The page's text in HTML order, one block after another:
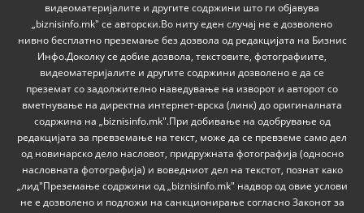
видеоматеријалите и другите содржини што ги објавува
„biznisinfo.mk" се авторски.Во ниту еден случај не е дозволено
нивно бесплатно преземање без дозвола од редакцијата на Бизнис
Инфо.Доколку се добие дозвола, текстовите, фотографиите,
видеоматеријалите и другите содржини дозволено е да се
преземат со задолжително наведување на изворот и авторот со
вметнување на директна интернет-врска (линк) до оригиналната
содржина на „biznisinfo.mk".При добивање на одобрување од
редакцијата за превземање на текст, може да се превземе само дел
од новинарско дело насловот, придружната фотографија (односно
насловната фотографија) и воведниот дел на текстот, познат како
„лид"Преземање содржини од „biznisinfo.mk" надвор од овие услови
не е дозволено и подложи на санкционирање согласно Законот за